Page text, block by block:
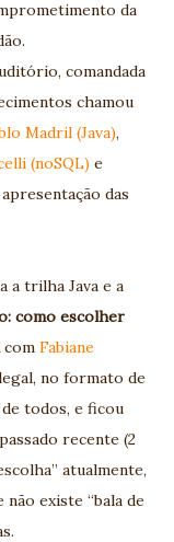
da
comandada
chamou
Madril (Java),
(noSQL) e
das
a trilha Java e a
como escolher
com Fabiane
no formato de
todos, e ficou
recente (2
atualmente,
existe “bala de